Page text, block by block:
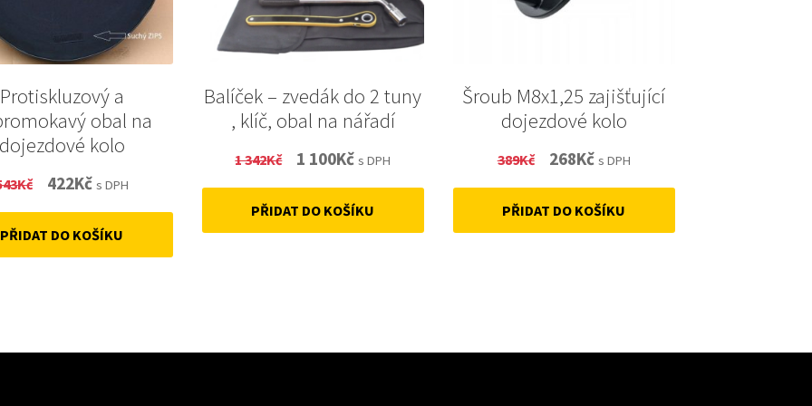
Protiskluzový a
obal na
dojezdové kolo
Kč
Original
price
was:
422KčCurrent
price
is:
s DPH
PŘIDAT DO KOŠÍKU
Balíček – zvedák do 2 tuny
, klíč, obal na nářadí
1 342Kč
Original
price
was:
1 100KčCurrent
price
is:
s DPH
PŘIDAT DO KOŠÍKU
Šroub M8x1,25 zajišťující
dojezdové kolo
389Kč
Original
price
was:
268KčCurrent
price
is:
s DPH
PŘIDAT DO KOŠÍKU